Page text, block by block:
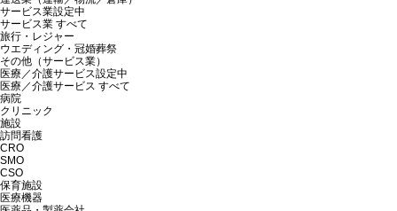
サービス業設定中
サービス業 すべて
旅行・レジャー
ウエディング・冠婚葬祭
その他（サービス業）
医療／介護サービス設定中
医療／介護サービス すべて
病院
クリニック
施設
訪問看護
CRO
SMO
CSO
保育施設
医療機器